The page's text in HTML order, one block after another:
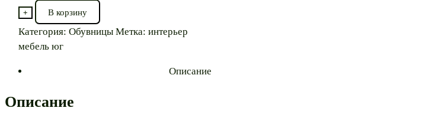
товара
Обувница
"Иннэс-6
+ В корзину
Категория:Обувницы Метка:интерьер
мебель юг
Описание
Описание